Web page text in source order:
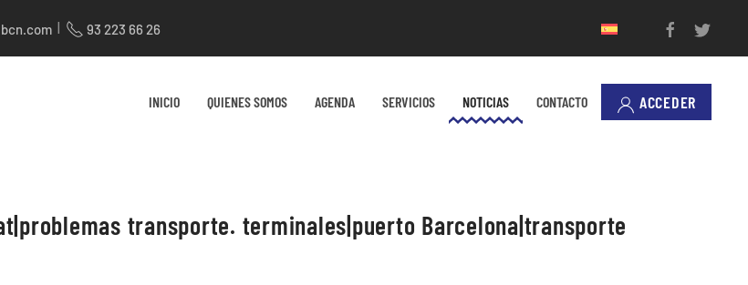
| 93 223 66 26
INICIO QUIENES SOMOS AGENDA SERVICIOS NOTICIAS CONTACTO ACCEDER
transporte. terminales|puerto Barcelona|transporte